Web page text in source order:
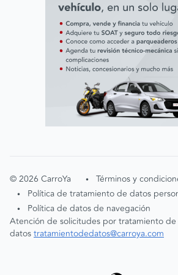
©2026 CarroYa • Términos y
• Política de tratamiento de datos
•
Política de datos de navegación
Atención de solicitudes por tratamiento de
datostratamientodedatos@carroya.com
Aceptación cookies